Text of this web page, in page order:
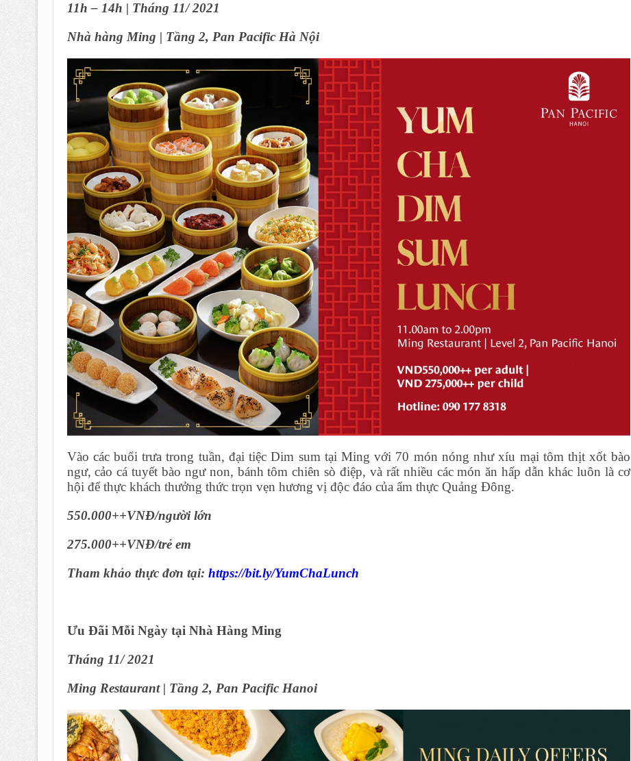
11h – 14h | Tháng 11/ 2021
Nhà hàng Ming | Tầng 2, Pan Pacific Hà Nội
Vào các buổi trưa trong tuần, đại tiệc Dim sum tại Ming với 70 món nóng như xíu mại tôm thịt xốt bào
ngư, cảo cá tuyết bào ngư non, bánh tôm chiên sò điệp, và rất nhiều các món ăn hấp dẫn khác luôn là cơ
hội để thực khách thưởng thức trọn vẹn hương vị độc đáo của ẩm thực Quảng Đông.
550.000++VNĐ/người lớn
275.000++VNĐ/trẻ em
Tham khảo thực đơn tại: https://bit.ly/YumChaLunch
Ưu Đãi Mỗi Ngày tại Nhà Hàng Ming
Tháng 11/ 2021
Ming Restaurant | Tầng 2, Pan Pacific Hanoi